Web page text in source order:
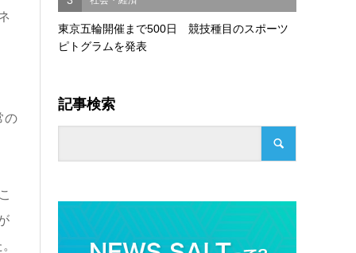
の
東京五輪開催まで500日 競技種目のスポーツ
ピトグラムを発表
記事検索